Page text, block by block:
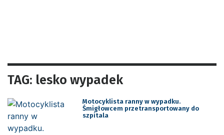
TAG: lesko wypadek
Motocyklista ranny w wypadku.
Śmigłowcem przetransportowany do
szpitala